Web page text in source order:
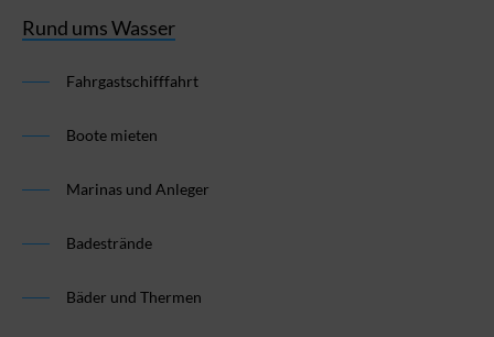
Rund ums Wasser
Fahrgastschifffahrt
Boote mieten
Marinas und Anleger
Badestrände
Bäder und Thermen